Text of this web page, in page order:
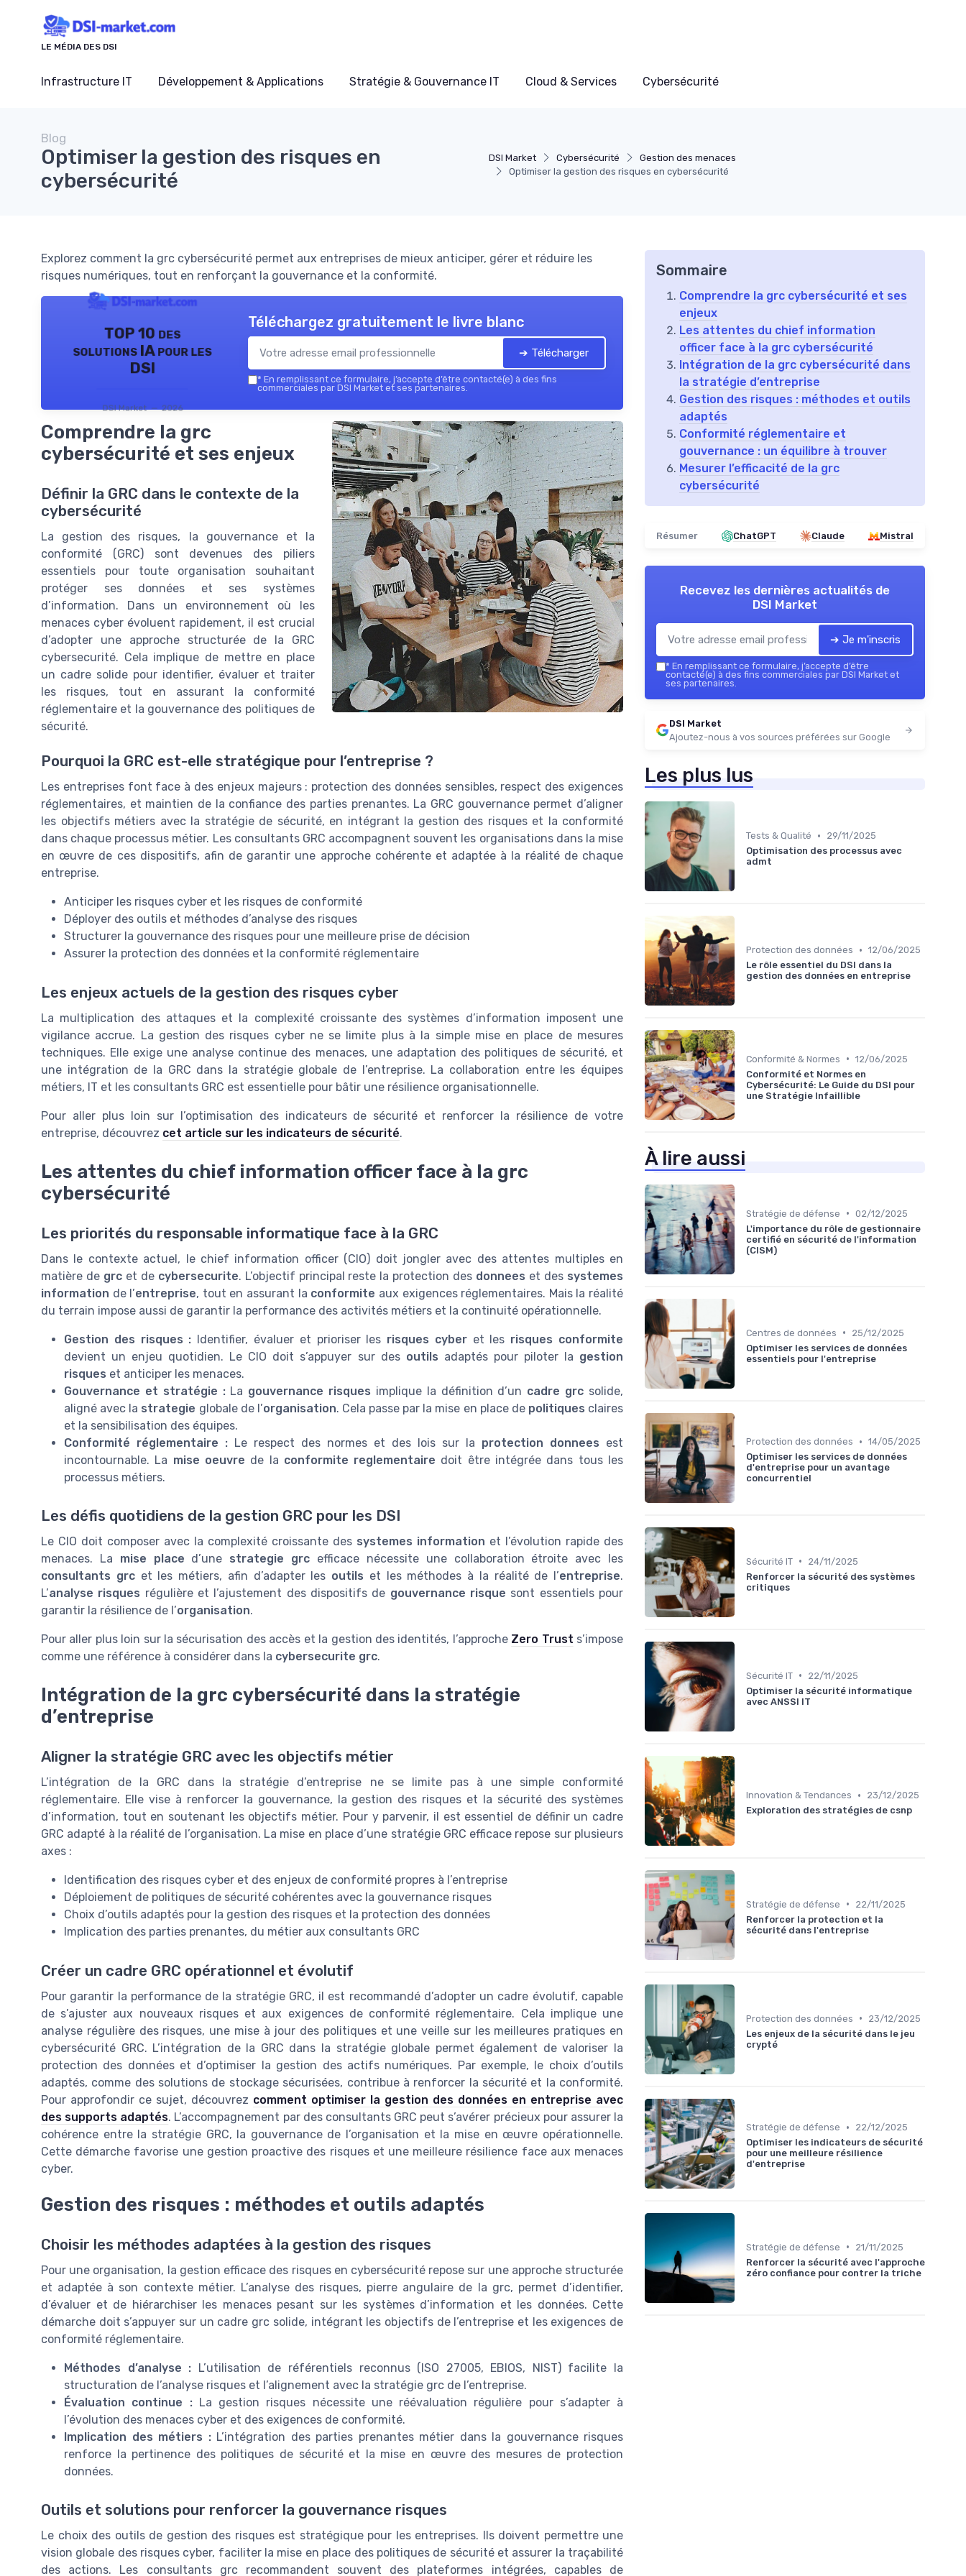
LE MÉDIA DES DSI
Infrastructure IT Développement & Applications Stratégie & Gouvernance IT Cloud & Services Cybersécurité
DSI Market Cybersécurité
Gestion des menaces
Optimiser la gestion des risques en cybersécurité
Blog
Optimiser la gestion des risques en
cybersécurité
Explorez comment la grc cybersécurité permet aux entreprises de mieux anticiper, gérer et réduire les
risques numériques, tout en renforçant la gouvernance et la conformité.
TOP 10 des
solutions IA pour les
DSI
DSI Market — 2026
Téléchargez gratuitement le livre blanc
➔ Télécharger
* En remplissant ce formulaire, j’accepte d’être contacté(e) à des fins
commerciales par DSI Market et ses partenaires.
Comprendre la grc
cybersécurité et ses enjeux
Définir la GRC dans le contexte de la
cybersécurité
La gestion des risques, la gouvernance et la
conformité (GRC) sont devenues des piliers
essentiels pour toute organisation souhaitant
protéger ses données et ses systèmes
d’information. Dans un environnement où les
menaces cyber évoluent rapidement, il est crucial
d’adopter une approche structurée de la GRC
cybersecurité. Cela implique de mettre en place
un cadre solide pour identifier, évaluer et traiter
les risques, tout en assurant la conformité
réglementaire et la gouvernance des politiques de
sécurité.
Pourquoi la GRC est-elle stratégique pour l’entreprise ?
Les entreprises font face à des enjeux majeurs : protection des données sensibles, respect des exigences
réglementaires, et maintien de la confiance des parties prenantes. La GRC gouvernance permet d’aligner
les objectifs métiers avec la stratégie de sécurité, en intégrant la gestion des risques et la conformité
dans chaque processus métier. Les consultants GRC accompagnent souvent les organisations dans la mise
en œuvre de ces dispositifs, afin de garantir une approche cohérente et adaptée à la réalité de chaque
entreprise.
Anticiper les risques cyber et les risques de conformité
Déployer des outils et méthodes d’analyse des risques
Structurer la gouvernance des risques pour une meilleure prise de décision
Assurer la protection des données et la conformité réglementaire
Les enjeux actuels de la gestion des risques cyber
La multiplication des attaques et la complexité croissante des systèmes d’information imposent une
vigilance accrue. La gestion des risques cyber ne se limite plus à la simple mise en place de mesures
techniques. Elle exige une analyse continue des menaces, une adaptation des politiques de sécurité, et
une intégration de la GRC dans la stratégie globale de l’entreprise. La collaboration entre les équipes
métiers, IT et les consultants GRC est essentielle pour bâtir une résilience organisationnelle.
Pour aller plus loin sur l’optimisation des indicateurs de sécurité et renforcer la résilience de votre
entreprise, découvrez cet article sur les indicateurs de sécurité.
Les attentes du chief information officer face à la grc
cybersécurité
Les priorités du responsable informatique face à la GRC
Dans le contexte actuel, le chief information officer (CIO) doit jongler avec des attentes multiples en
matière de grcet de cybersecurite. L’objectif principal reste la protection des donnees et des systemes
information de l’entreprise, tout en assurant la conformite aux exigences réglementaires. Mais la réalité
du terrain impose aussi de garantir la performance des activités métiers et la continuité opérationnelle.
Gestion des risques : Identifier, évaluer et prioriser les risques cyberet les risques conformite
devient un enjeu quotidien. Le CIO doit s’appuyer sur des outils adaptés pour piloter la gestion
risques et anticiper les menaces.
Gouvernance et stratégie :La gouvernance risques implique la définition d’un cadre grc solide,
aligné avec la strategie globale de l’organisation. Cela passe par la mise en place de politiques claires
et la sensibilisation des équipes.
Conformité réglementaire : Le respect des normes et des lois sur la protection donnees est
incontournable. La mise oeuvre de la conformite reglementaire doit être intégrée dans tous les
processus métiers.
Les défis quotidiens de la gestion GRC pour les DSI
Le CIO doit composer avec la complexité croissante des systemes information et l’évolution rapide des
menaces. La mise place d’une strategie grc efficace nécessite une collaboration étroite avec les
consultants grcet les métiers, afin d’adapter les outils et les méthodes à la réalité de l’entreprise.
L’analyse risques régulière et l’ajustement des dispositifs de gouvernance risque sont essentiels pour
garantir la résilience de l’organisation.
Pour aller plus loin sur la sécurisation des accès et la gestion des identités, l’approche Zero Trust s’impose
comme une référence à considérer dans la cybersecurite grc.
Intégration de la grc cybersécurité dans la stratégie
d’entreprise
Aligner la stratégie GRC avec les objectifs métier
L’intégration de la GRC dans la stratégie d’entreprise ne se limite pas à une simple conformité
réglementaire. Elle vise à renforcer la gouvernance, la gestion des risques et la sécurité des systèmes
d’information, tout en soutenant les objectifs métier. Pour y parvenir, il est essentiel de définir un cadre
GRC adapté à la réalité de l’organisation. La mise en place d’une stratégie GRC efficace repose sur plusieurs
axes :
Identification des risques cyber et des enjeux de conformité propres à l’entreprise
Déploiement de politiques de sécurité cohérentes avec la gouvernance risques
Choix d’outils adaptés pour la gestion des risques et la protection des données
Implication des parties prenantes, du métier aux consultants GRC
Créer un cadre GRC opérationnel et évolutif
Pour garantir la performance de la stratégie GRC, il est recommandé d’adopter un cadre évolutif, capable
de s’ajuster aux nouveaux risques et aux exigences de conformité réglementaire. Cela implique une
analyse régulière des risques, une mise à jour des politiques et une veille sur les meilleures pratiques en
cybersécurité GRC. L’intégration de la GRC dans la stratégie globale permet également de valoriser la
protection des données et d’optimiser la gestion des actifs numériques. Par exemple, le choix d’outils
adaptés, comme des solutions de stockage sécurisées, contribue à renforcer la sécurité et la conformité.
Pour approfondir ce sujet, découvrez comment optimiser la gestion des données en entreprise avec
des supports adaptés. L’accompagnement par des consultants GRC peut s’avérer précieux pour assurer la
cohérence entre la stratégie GRC, la gouvernance de l’organisation et la mise en œuvre opérationnelle.
Cette démarche favorise une gestion proactive des risques et une meilleure résilience face aux menaces
cyber.
Gestion des risques : méthodes et outils adaptés
Choisir les méthodes adaptées à la gestion des risques
Pour une organisation, la gestion efficace des risques en cybersécurité repose sur une approche structurée
et adaptée à son contexte métier. L’analyse des risques, pierre angulaire de la grc, permet d’identifier,
d’évaluer et de hiérarchiser les menaces pesant sur les systèmes d’information et les données. Cette
démarche doit s’appuyer sur un cadre grc solide, intégrant les objectifs de l’entreprise et les exigences de
conformité réglementaire.
Méthodes d’analyse : L’utilisation de référentiels reconnus (ISO 27005, EBIOS, NIST) facilite la
structuration de l’analyse risques et l’alignement avec la stratégie grc de l’entreprise.
Évaluation continue :La gestion risques nécessite une réévaluation régulière pour s’adapter à
l’évolution des menaces cyber et des exigences de conformité.
Implication des métiers :L’intégration des parties prenantes métier dans la gouvernance risques
renforce la pertinence des politiques de sécurité et la mise en œuvre des mesures de protection
données.
Outils et solutions pour renforcer la gouvernance risques
Le choix des outils de gestion des risques est stratégique pour les entreprises. Ils doivent permettre une
vision globale des risques cyber, faciliter la mise en place des politiques de sécurité et assurer la traçabilité
des actions. Les consultants grc recommandent souvent des plateformes intégrées, capables de
Sommaire
Comprendre la grc cybersécurité et ses
enjeux
Les attentes du chief information
officer face à la grc cybersécurité
Intégration de la grc cybersécurité dans
la stratégie d’entreprise
Gestion des risques : méthodes et outils
adaptés
Conformité réglementaire et
gouvernance : un équilibre à trouver
Mesurer l’efficacité de la grc
cybersécurité
Résumer ChatGPT Claude Mistral
Recevez les dernières actualités de
DSI Market
➔ Je m'inscris
* En remplissant ce formulaire, j’accepte d’être
contacté(e) à des fins commerciales par DSI Market et
ses partenaires.
DSI Market
Ajoutez-nous à vos sources préférées sur Google
Les plus lus
Tests & Qualité •
29/11/2025
Optimisation des processus avec
admt
Protection des données • 12/06/2025
Le rôle essentiel du DSI dans la
gestion des données en entreprise
Conformité & Normes • 12/06/2025
Conformité et Normes en
Cybersécurité: Le Guide du DSI pour
une Stratégie Infaillible
À lire aussi
Stratégie de défense • 02/12/2025
L'importance du rôle de gestionnaire
certifié en sécurité de l'information
(CISM)
Centres de données •
25/12/2025
Optimiser les services de données
essentiels pour l'entreprise
Protection des données • 14/05/2025
Optimiser les services de données
d'entreprise pour un avantage
concurrentiel
Sécurité IT •
24/11/2025
Renforcer la sécurité des systèmes
critiques
Sécurité IT •
22/11/2025
Optimiser la sécurité informatique
avec ANSSI IT
Innovation & Tendances •
23/12/2025
Exploration des stratégies de csnp
Stratégie de défense •
22/11/2025
Renforcer la protection et la
sécurité dans l'entreprise
Protection des données •
23/12/2025
Les enjeux de la sécurité dans le jeu
crypté
Stratégie de défense •
22/12/2025
Optimiser les indicateurs de sécurité
pour une meilleure résilience
d'entreprise
Stratégie de défense •
21/11/2025
Renforcer la sécurité avec l'approche
zéro confiance pour contrer la triche